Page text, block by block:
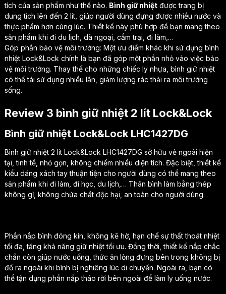
tích của sản phẩm như thế nào. Bình giữ nhiệtđược trang bị
dung tích lên đến 2 lít, giúp người dùng đựng được nhiều nước và
thực phẩm hơn cùng lúc. Thiết kế này phù hợp để bạn mang theo
sản phẩm khi đi du lịch, dã ngoại, cắm trại, đi làm,…
Góp phần bảo vệ môi trường: Một ưu điểm khác khi sử dụng bình
nhiệt Lock&Lock chính là bạn đã góp một phần nhỏ vào việc bảo
vệ môi trường. Thay thế cho những chiếc ly nhựa, bình giữ nhiệt
có thể tái sử dụng nhiều lần, giảm lượng rác thải ra môi trường
sống.
Review 3 bình giữ nhiệt 2 lít Lock&Lock
Bình giữ nhiệt Lock&Lock LHC1427DG
Bình giữ nhiệt 2 lít Lock&Lock LHC1427DG sở hữu vẻ ngoài hiện
tại, tinh tế, nhỏ gọn, không chiếm nhiều diện tích. Đặc biệt, thiết kế
kiểu dáng xách tay thuận tiện cho người dùng có thể mang theo
sản phẩm khi đi làm, đi học, du lịch,… Thân bình làm bằng thép
không gỉ, không chứa chất độc hại, an toàn cho người dùng.
Phần nắp bình đóng kín, không kẽ hở, hạn chế sự thất thoát nhiệt
tối đa, tăng khả năng giữ nhiệt tối ưu. Đồng thời, thiết kế nắp chắc
chắn còn giúp nước uống, thức ăn lỏng đựng bên trong không bị
đổ ra ngoài khi bình bị nghiêng lúc di chuyển. Ngoài ra, bạn có
thể tận dụng phần nắp tháo rời bên ngoài để làm ly uống nước.